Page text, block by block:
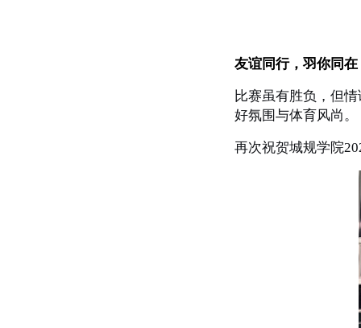
友谊同行，羽你同在
比赛虽有胜负，但
好氛围与体育风尚。
再次祝贺城规学院